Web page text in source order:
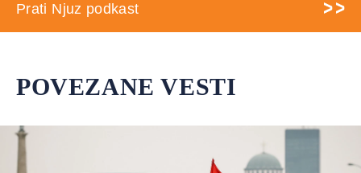
Prati Njuz podkast
POVEZANE VESTI